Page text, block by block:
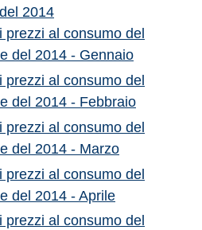
2014
al consumo del
del 2014 - Gennaio
al consumo del
del 2014 - Febbraio
al consumo del
del 2014 - Marzo
al consumo del
del 2014 - Aprile
al consumo del